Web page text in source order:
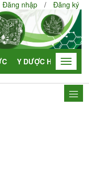
Đăng nhập / Đăng ký
Y DƯỢC HỌC Toggle